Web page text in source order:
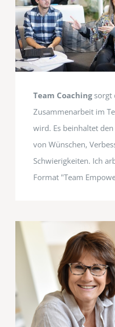
Team Coachingsorgt
Zusammenarbeit im
wird. Es beinhaltet
von Wünschen,
Schwierigkeiten. Ich
Format "Team